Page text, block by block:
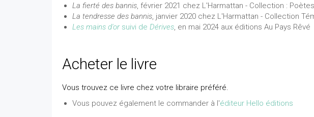
La fierté des bannis, février 2021 chez L'Harmattan - Collection :
La tendresse des bannis, janvier 2020 chez L'Harmattan - Collection
Les mains d'or suivi de Dérives, en mai 2024 aux éditions Au Pays Rêvé
Acheter le livre
Vous trouvez ce livre chez votre libraire préféré.
Vous pouvez également le commander à l'éditeur Hello éditions